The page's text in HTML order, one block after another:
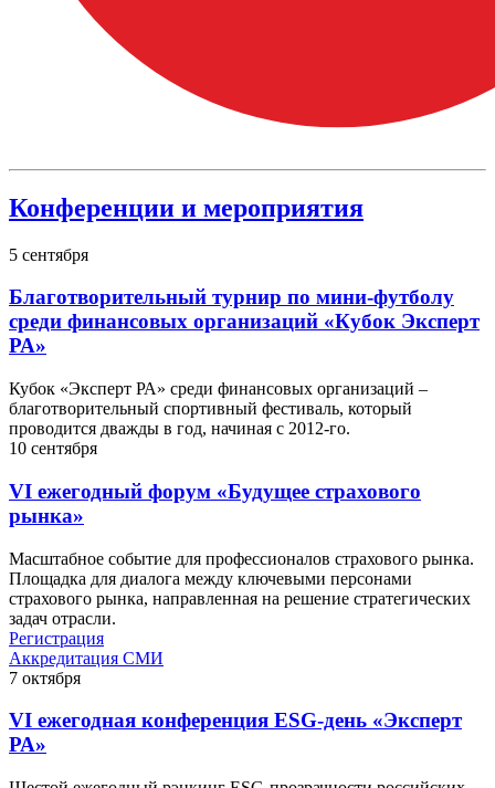
Конференции и мероприятия
5 сентября
Благотворительный турнир по мини-футболу
среди финансовых организаций «Кубок Эксперт
РА»
Кубок «Эксперт РА» среди финансовых организаций –
благотворительный спортивный фестиваль, который
проводится дважды в год, начиная с 2012-го.
10 сентября
VI ежегодный форум «Будущее страхового
рынка»
Масштабное событие для профессионалов страхового рынка.
Площадка для диалога между ключевыми персонами
страхового рынка, направленная на решение стратегических
задач отрасли.
Регистрация
Аккредитация СМИ
7 октября
VI ежегодная конференция ESG-день «Эксперт
РА»